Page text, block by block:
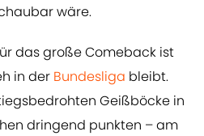
wäre.
das große Comeback ist
in der Bundesliga bleibt.
Geißböcke in
dringend punkten – am